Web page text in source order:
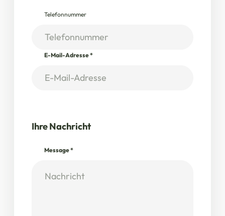
Telefonnummer
E-Mail-Adresse*
Ihre Nachricht
Message*